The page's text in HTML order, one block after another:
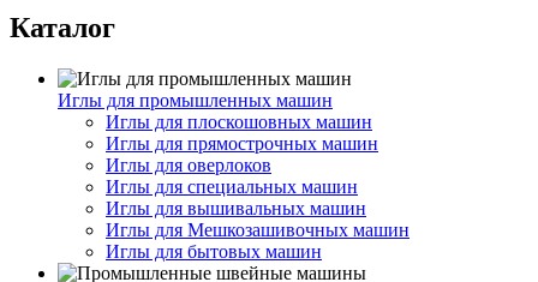
Каталог
Иглы для промышленных машин
Иглы для плоскошовных машин
Иглы для прямострочных машин
Иглы для оверлоков
Иглы для специальных машин
Иглы для вышивальных машин
Иглы для Мешкозашивочных машин
Иглы для бытовых машин